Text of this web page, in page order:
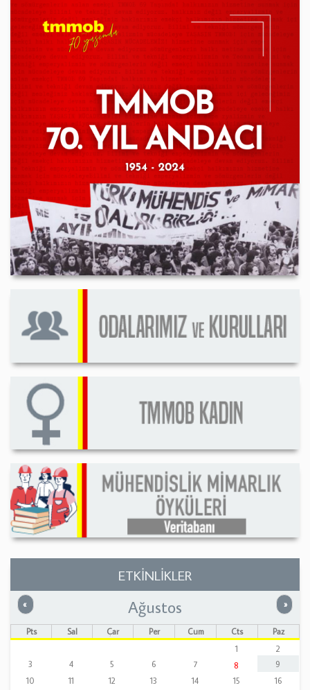
ETKİNLİKLER
« Önceki »
Ağustos
Pts Sal Çar Per Cum Cts
Paz
1
2
3
4 5 6 7 8
9
10
11 12 13 14 15
16